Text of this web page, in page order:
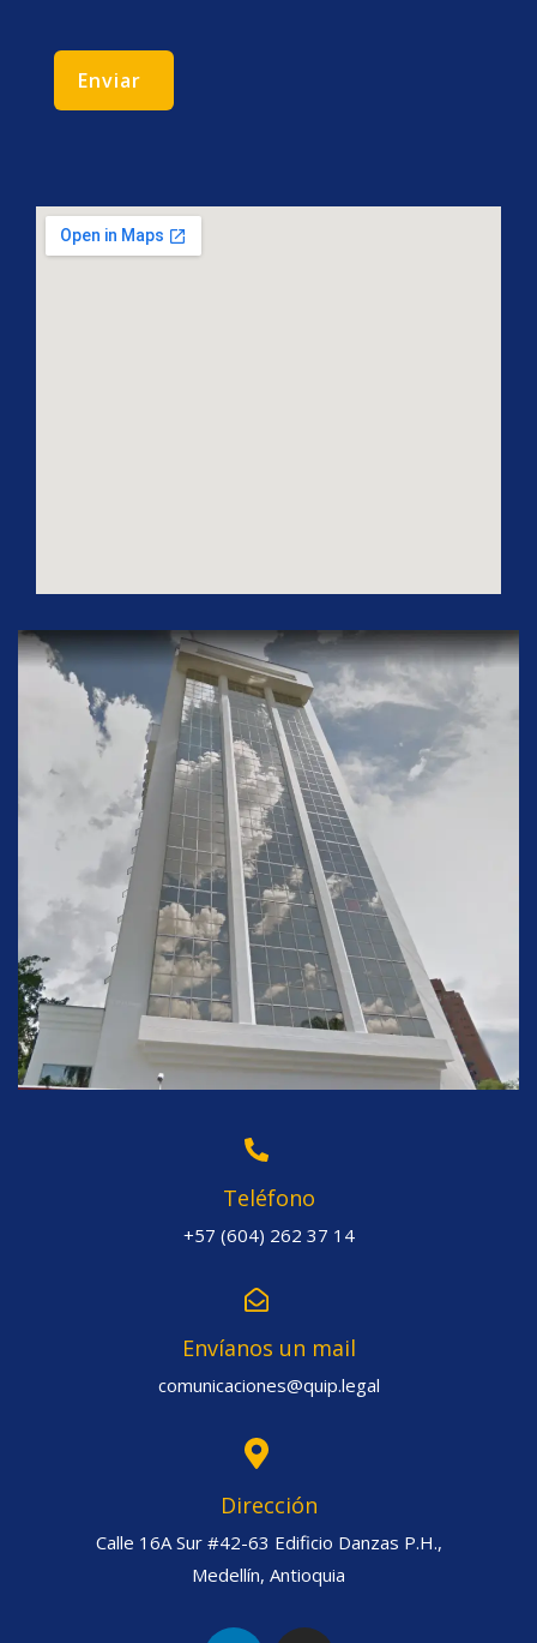
Teléfono
+57 (604) 262 37 14
Envíanos un mail
comunicaciones@quip.legal
Dirección
Calle 16A Sur #42-63 Edificio Danzas P.H.,
Medellín, Antioquia